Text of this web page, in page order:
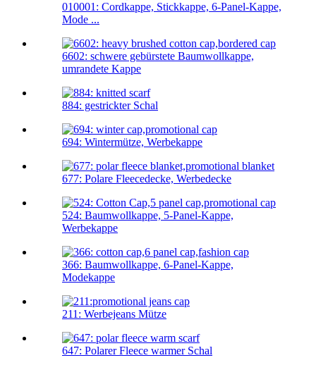
010001: Cordkappe, Stickkappe, 6-Panel-Kappe,
Mode ...
6602: schwere gebürstete Baumwollkappe,
umrandete Kappe
884: gestrickter Schal
694: Wintermütze, Werbekappe
677: Polare Fleecedecke, Werbedecke
524: Baumwollkappe, 5-Panel-Kappe,
Werbekappe
366: Baumwollkappe, 6-Panel-Kappe,
Modekappe
211: Werbejeans Mütze
647: Polarer Fleece warmer Schal